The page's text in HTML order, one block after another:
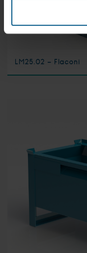
LM25.02 - Flaconi